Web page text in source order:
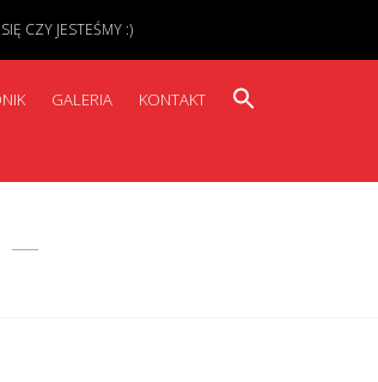
GALERIA KONTAKT
CZY JESTEŚMY :)